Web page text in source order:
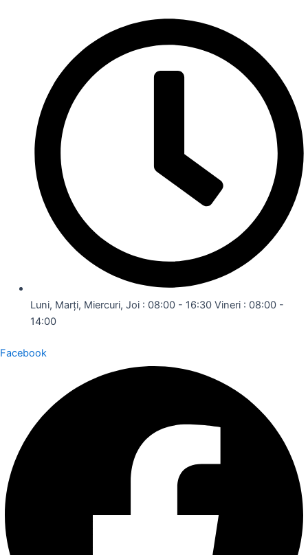
Luni, Marți, Miercuri, Joi : 08:00 - 16:30 Vineri : 08:00 -
14:00
Facebook